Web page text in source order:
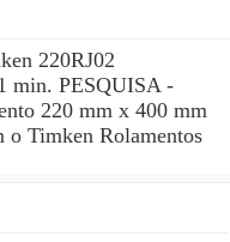
220RJ02
min. PESQUISA -
220 mm x 400 mm
o Timken Rolamentos